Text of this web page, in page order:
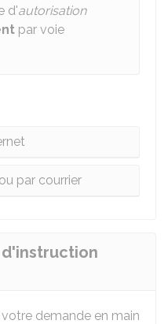
d'autorisation
par voie
par courrier
demande en main